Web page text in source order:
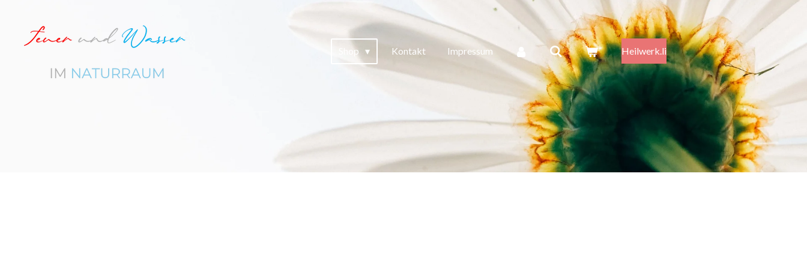
Hauptinhalt
springen
Shop Kontakt Impressum Heilwerk.li